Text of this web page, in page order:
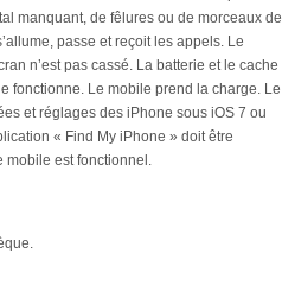
manquant, de fêlures ou de morceaux de
passe et reçoit les appels. Le
n’est pas cassé. La batterie et le cache
fonctionne. Le mobile prend la charge. Le
et réglages des iPhone sous iOS 7 ou
« Find My iPhone » doit être
mobile est fonctionnel.